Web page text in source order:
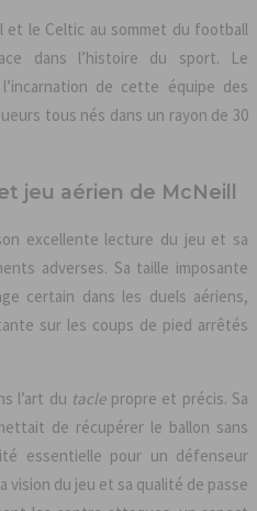
et le Celtic au sommet du football
dans l’histoire du sport. Le
de cette équipe des
tous nés dans un rayon de 30
jeu aérien de McNeill
excellente lecture du jeu et sa
adverses. Sa taille imposante
certain dans les duels aériens,
sur les coups de pied arrêtés
l’art du tacle propre et précis. Sa
de récupérer le ballon sans
essentielle pour un défenseur
vision du jeu et sa qualité de passe